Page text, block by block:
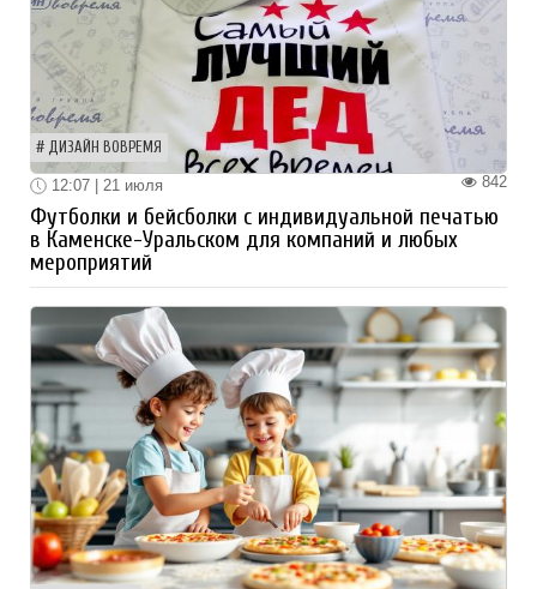
ДИЗАЙН ВОВРЕМЯ
842
12:07 | 21 июля
Футболки и бейсболки с индивидуальной печатью
в Каменске-Уральском для компаний и любых
мероприятий